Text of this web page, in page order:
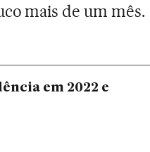
mais de um mês.
em 2022 e